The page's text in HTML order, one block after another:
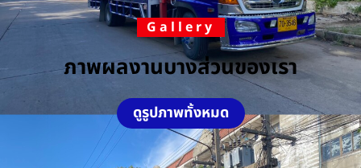
Gallery
ภาพผลงานบางส่วนของเรา
ดูรูปภาพทั้งหมด